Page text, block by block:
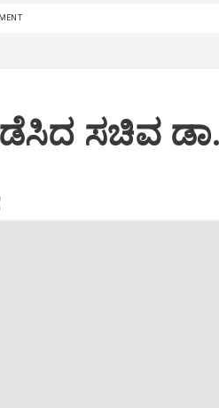
ಸಚಿವ ಡಾ.